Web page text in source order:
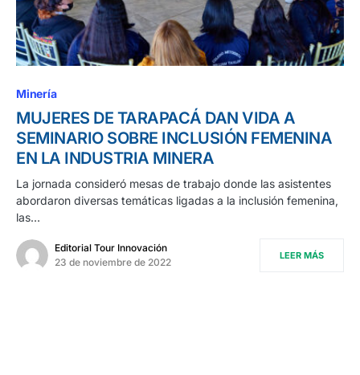
Minería
MUJERES DE TARAPACÁ DAN VIDA A
SEMINARIO SOBRE INCLUSIÓN FEMENINA
EN LA INDUSTRIA MINERA
La jornada consideró mesas de trabajo donde las asistentes
abordaron diversas temáticas ligadas a la inclusión femenina,
las…
Editorial Tour Innovación
23 de noviembre de 2022
LEER MÁS